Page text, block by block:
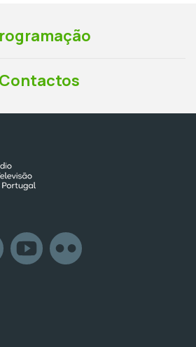
Contactos